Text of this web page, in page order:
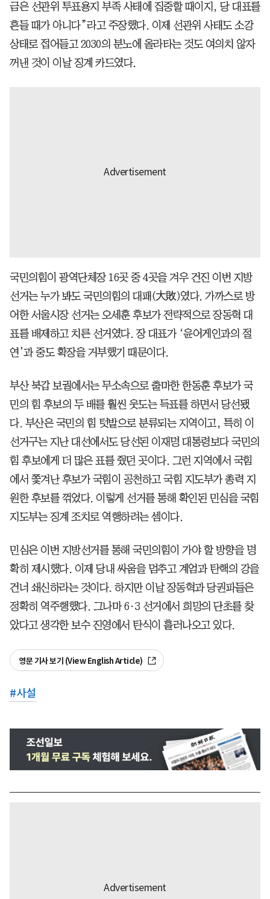
금은 선관위 투표용지 부족 사태에 집중할 때이지, 당 대표를
흔들 때가 아니다”라고 주장했다. 이제 선관위 사태도 소강
상태로 접어들고 2030의 분노에 올라타는 것도 여의치 않자
꺼낸 것이 이날 징계 카드였다.
국민의힘이 광역단체장 16곳 중 4곳을 겨우 건진 이번 지방
선거는 누가 봐도 국민의힘의 대패(大敗)였다. 가까스로 방
어한 서울시장 선거는 오세훈 후보가 전략적으로 장동혁 대
표를 배제하고 치른 선거였다. 장 대표가 ‘윤어게인과의 절
연’과 중도 확장을 거부했기 때문이다.
부산 북갑 보궐에서는 무소속으로 출마한 한동훈 후보가 국
민의 힘 후보의 두 배를 훨씬 웃도는 득표를 하면서 당선됐
다. 부산은 국민의 힘 텃밭으로 분류되는 지역이고, 특히 이
선거구는 지난 대선에서도 당선된 이재명 대통령보다 국민의
힘 후보에게 더 많은 표를 줬던 곳이다. 그런 지역에서 국힘
에서 쫓겨난 후보가 국힘이 공천하고 국힘 지도부가 총력 지
원한 후보를 꺾었다. 이렇게 선거를 통해 확인된 민심을 국힘
지도부는 징계 조치로 역행하려는 셈이다.
민심은 이번 지방선거를 통해 국민의힘이 가야 할 방향을 명
확히 제시했다. 이제 당내 싸움을 멈추고 계엄과 탄핵의 강을
건너 쇄신하라는 것이다. 하지만 이날 장동혁과 당권파들은
정확히 역주행했다. 그나마 6·3 선거에서 희망의 단초를 찾
았다고 생각한 보수 진영에서 탄식이 흘러나오고 있다.
영문 기사 보기 (View English Article)
#사설